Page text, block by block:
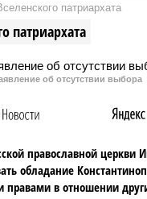
патриархата
патриархата
об отсутствии выбора
православной церкви
обладание
в отношении